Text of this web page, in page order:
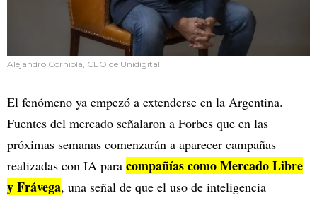
Alejandro Corniola, CEO de Unidigital
El fenómeno ya empezó a extenderse en la Argentina.
Fuentes del mercado señalaron a Forbes que en las
próximas semanas comenzarán a aparecer campañas
realizadas con IA para compañías como Mercado Libre
y Frávega, una señal de que el uso de inteligencia